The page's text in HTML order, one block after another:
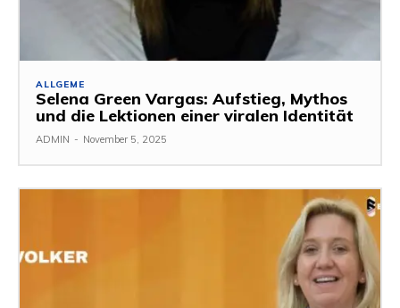
ALLGEME
Selena Green Vargas: Aufstieg, Mythos
und die Lektionen einer viralen Identität
ADMIN - November 5, 2025